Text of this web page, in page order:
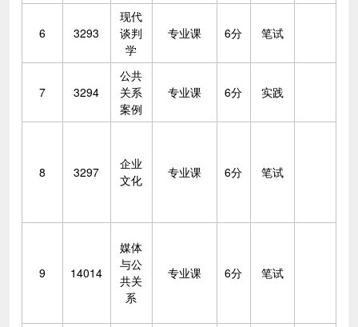
6 3293
现代
谈判
学
专业课 6分 笔试
7 3294
公共
关系
案例
专业课 6分 实践
8 3297
企业
文化
专业课 6分 笔试
9 14014
媒体
与公
共关
系
专业课 6分 笔试